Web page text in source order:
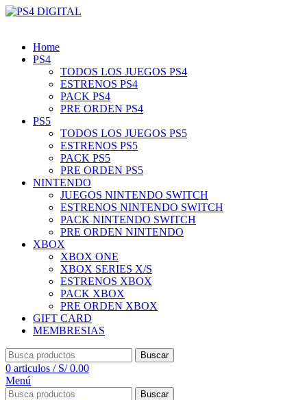
Home
PS4
TODOS LOS JUEGOS PS4
ESTRENOS PS4
PACK PS4
PRE ORDEN PS4
PS5
TODOS LOS JUEGOS PS5
ESTRENOS PS5
PACK PS5
PRE ORDEN PS5
NINTENDO
JUEGOS NINTENDO SWITCH
ESTRENOS NINTENDO SWITCH
PACK NINTENDO SWITCH
PRE ORDEN NINTENDO
XBOX
XBOX ONE
XBOX SERIES X/S
ESTRENOS XBOX
PACK XBOX
PRE ORDEN XBOX
GIFT CARD
MEMBRESIAS
Buscar
0 articulos / S/0.00
Menú
Buscar